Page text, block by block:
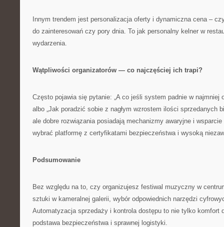
Innym trendem jest personalizacja oferty i dynamiczna cena –
do zainteresowań czy pory dnia. To jak personalny kelner w
wydarzenia.
Wątpliwości organizatorów — co najczęściej ich trapi?
Często pojawia się pytanie: „A co jeśli system padnie w najmniej
albo „Jak poradzić sobie z nagłym wzrostem ilości sprzedanych
ale dobre rozwiązania posiadają mechanizmy awaryjne i
wybrać platformę z certyfikatami bezpieczeństwa i wysoką
Podsumowanie
Bez względu na to, czy organizujesz festiwal muzyczny w
sztuki w kameralnej galerii, wybór odpowiednich narzędzi
Automatyzacja sprzedaży i kontrola dostępu to nie tylko komfort
podstawa bezpieczeństwa i sprawnej logistyki.